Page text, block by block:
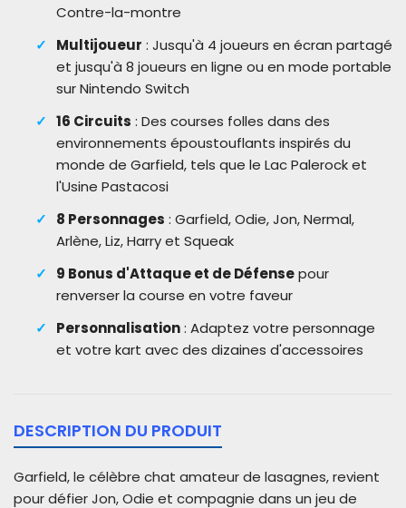
Contre-la-montre
Multijoueur : Jusqu'à 4 joueurs en écran partagé
et jusqu'à 8 joueurs en ligne ou en mode portable
sur Nintendo Switch
16 Circuits : Des courses folles dans des
environnements époustouflants inspirés du
monde de Garfield, tels que le Lac Palerock et
l'Usine Pastacosi
8 Personnages : Garfield, Odie, Jon, Nermal,
Arlène, Liz, Harry et Squeak
9 Bonus d'Attaque et de Défensepour
renverser la course en votre faveur
Personnalisation: Adaptez votre personnage
et votre kart avec des dizaines d'accessoires
DESCRIPTION DU PRODUIT
Garfield, le célèbre chat amateur de lasagnes, revient
pour défier Jon, Odie et compagnie dans un jeu de